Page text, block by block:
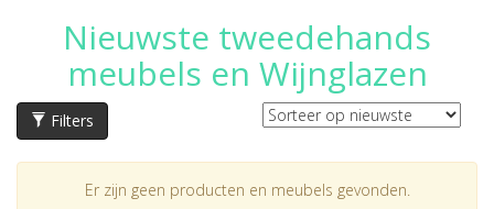
Nieuwste tweedehands
meubels en Wijnglazen
Filters
Er zijn geen producten en meubels gevonden.